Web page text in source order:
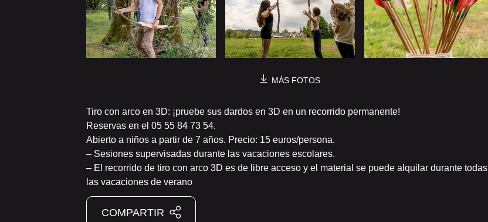
MÁS FOTOS
Tiro con arco en 3D: ¡pruebe sus dardos en 3D en un recorrido permanente!
Reservas en el 05 55 84 73 54.
Abierto a niños a partir de 7 años. Precio: 15 euros/persona.
– Sesiones supervisadas durante las vacaciones escolares.
– El recorrido de tiro con arco 3D es de libre acceso y el material se puede alquilar durante todas
las vacaciones de verano
COMPARTIR